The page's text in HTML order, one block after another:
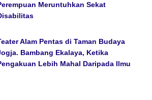
Meruntuhkan Sekat
Alam Pentas di Taman Budaya
Bambang Ekalaya, Ketika
Lebih Mahal Daripada Ilmu